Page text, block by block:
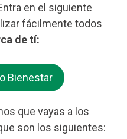
en el siguiente
fácilmente todos
de tí:
Bienestar
que vayas a los
son los siguientes: